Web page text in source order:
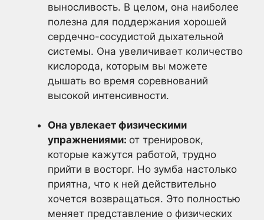
выносливость. В целом, она наиболее
полезна для поддержания хорошей
сердечно-сосудистой дыхательной
системы. Она увеличивает количество
кислорода, которым вы можете
дышать во время соревнований
высокой интенсивности.
Она увлекает физическими
упражнениями: от тренировок,
которые кажутся работой, трудно
прийти в восторг. Но зумба настолько
приятна, что к ней действительно
хочется возвращаться. Это полностью
меняет представление о физических